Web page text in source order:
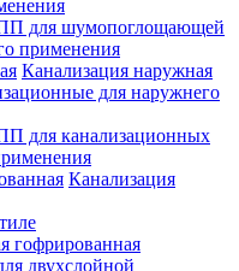
для шумопоглощающей
применения
Канализация наружная
для наружнего
для канализационных
Канализация
гофрированная
двухслойной